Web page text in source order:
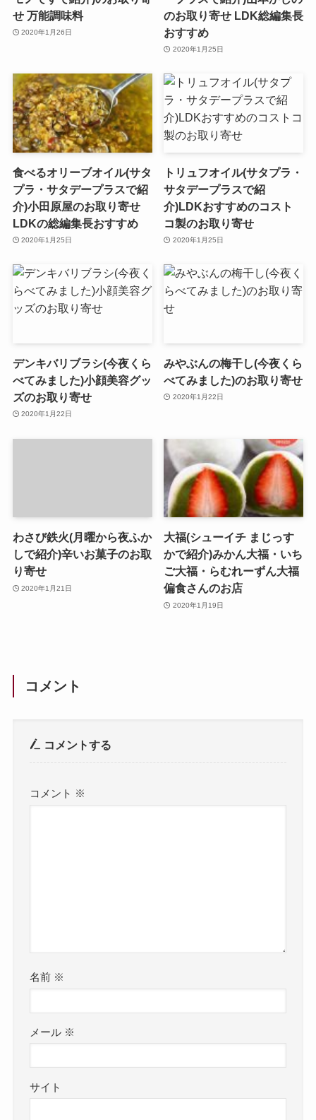
せ 万能調味料
2020年1月26日
のお取り寄せ LDK総編集長
おすすめ
2020年1月25日
食べるオリーブオイル(サタ
プラ・サタデープラスで紹
介)小田原屋のお取り寄せ
LDKの総編集長おすすめ
2020年1月25日
トリュフオイル(サタプラ・
サタデープラスで紹
介)LDKおすすめのコスト
コ製のお取り寄せ
2020年1月25日
デンキバリブラシ(今夜くら
べてみました)小顔美容グッ
ズのお取り寄せ
2020年1月22日
みやぶんの梅干し(今夜くら
べてみました)のお取り寄せ
2020年1月22日
わさび鉄火(月曜から夜ふか
しで紹介)辛いお菓子のお取
り寄せ
2020年1月21日
大福(シューイチ まじっす
かで紹介)みかん大福・いち
ご大福・らむれーずん大福
偏食さんのお店
2020年1月19日
コメント
コメントする
コメント ※
名前 ※
メール ※
サイト